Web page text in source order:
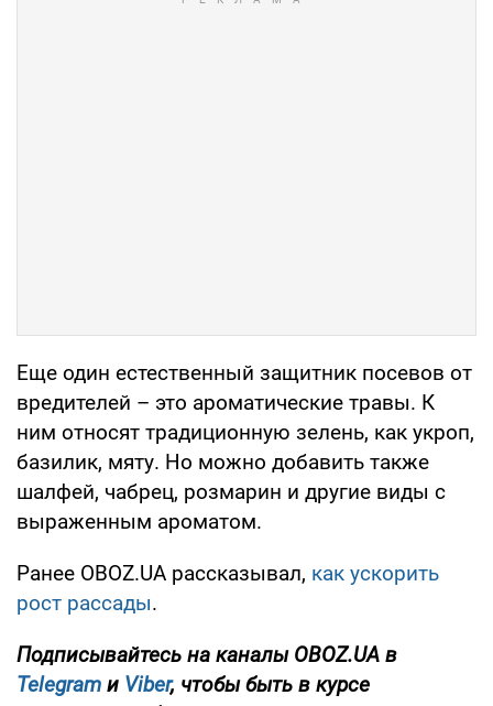
Еще один естественный защитник посевов от
вредителей – это ароматические травы. К
ним относят традиционную зелень, как укроп,
базилик, мяту. Но можно добавить также
шалфей, чабрец, розмарин и другие виды с
выраженным ароматом.
Ранее OBOZ.UA рассказывал, как ускорить
рост рассады.
Подписывайтесь на каналы OBOZ.UA в
Telegram и Viber, чтобы быть в курсе